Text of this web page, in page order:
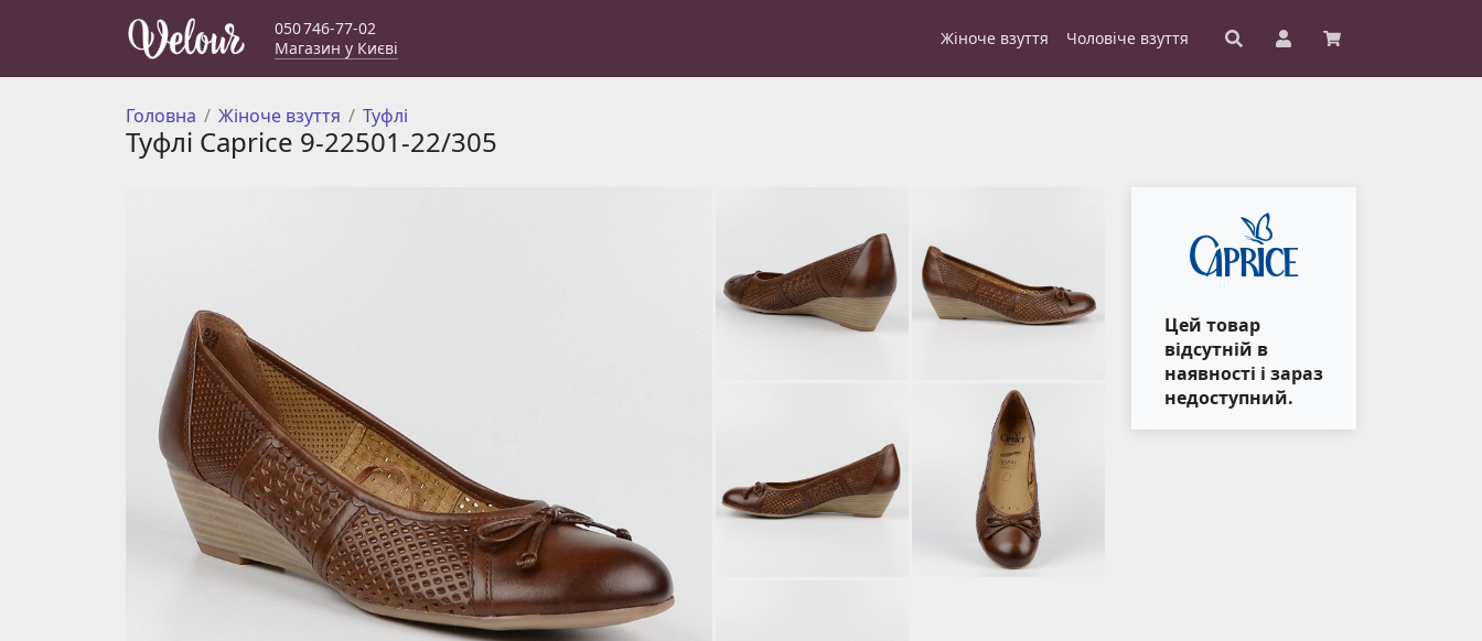
050 746-77-02
Магазин у Києві
Жіноче взуття Чоловіче взуття
Головна Жіноче взуття Туфлі
Туфлі Caprice 9-22501-22/305
Цей товар
відсутній в
наявності і зараз
недоступний.